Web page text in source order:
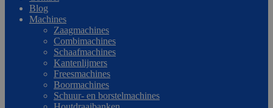
Blog
Machines
Zaagmachines
Combimachines
Schaafmachines
Kantenlijmers
Freesmachines
Boormachines
Schuur- en borstelmachines